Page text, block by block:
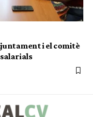
i el comitè